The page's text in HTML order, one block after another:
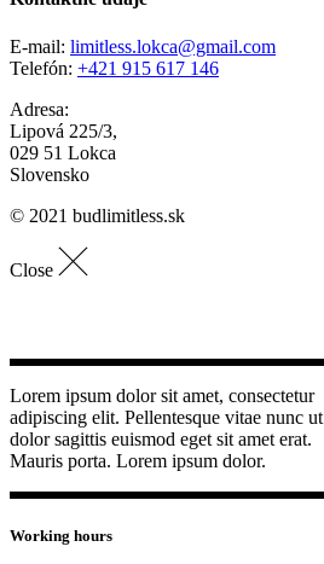
E-mail: limitless.lokca@gmail.com
Telefón: +421 915 617 146
Adresa:
Lipová 225/3,
029 51 Lokca
Slovensko
© 2021 budlimitless.sk
Close
Lorem ipsum dolor sit amet, consectetur
adipiscing elit. Pellentesque vitae nunc ut
dolor sagittis euismod eget sit amet erat.
Mauris porta. Lorem ipsum dolor.
Working hours